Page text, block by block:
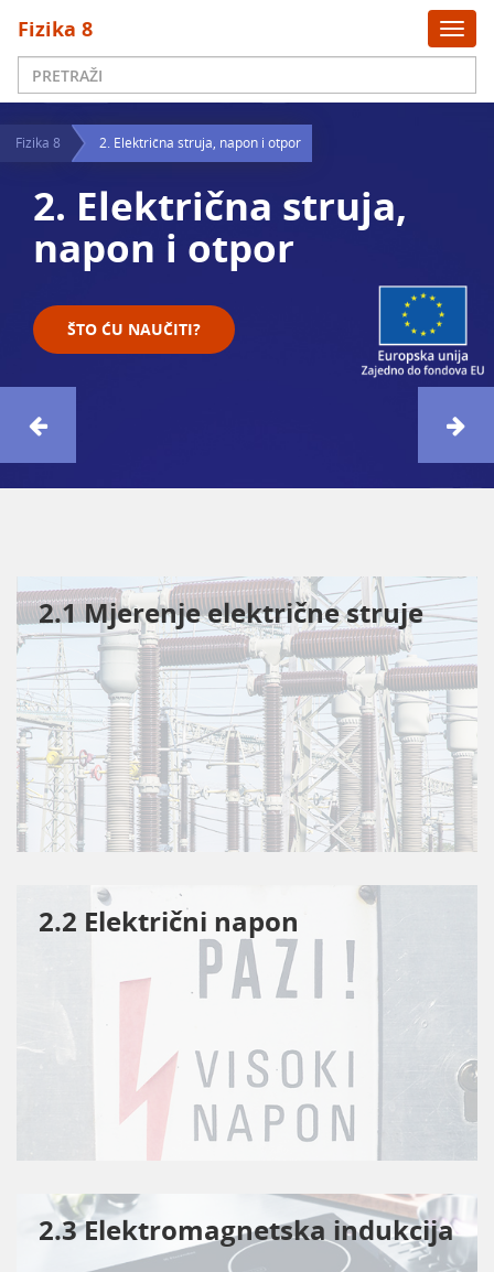
Fizika 8
Fizika 8 2. Električna struja, napon i otpor
2. Električna struja,
napon i otpor
ŠTO ĆU NAUČITI?
2.1 Mjerenje električne struje
2.2 Električni napon
2.3 Elektromagnetska indukcija